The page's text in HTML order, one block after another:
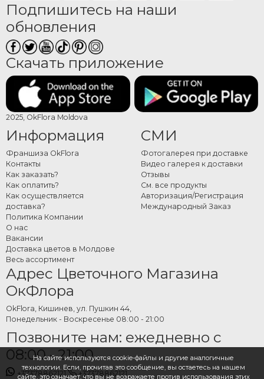
На сайте используются cookie-файлы и другие аналогичные
технологии. Если, прочитав это сообщение, вы остаетесь на нашем
сайте, это означает, что вы не возражаете против использования этих
Подпишитесь на наши
обновления
Скачать приложение
2025, OkFlora Moldova
Информация
Франшиза OkFlora
Контакты
Как заказать?
Как оплатить?
Как осуществляется
доставка?
Политика Компании
О нас
Вакансии
Доставка цветов в Молдове
Весь ассортимент
СМИ
Фотогалерея при доставке
Видео галерея к доставки
Отзывы
См. все продукты
Авторизация/Регистрация
Международный Заказ
Адрес Цветочного Магазина
ОкФлора
OkFlora, Кишинев, ул. Пушкин 44,
Понедельник - Воскресенье 08:00 - 21:00
Позвоните нам: ежедневно с
08:00 - 21:00
+37378862121 +37378862121